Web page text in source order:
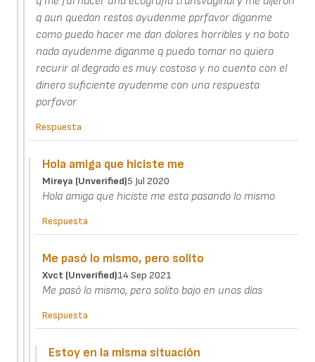
q aun quedan restos ayudenme pprfavor diganme
como puedo hacer me dan dolores horribles y no boto
nada ayudenme diganme q puedo tomar no quiero
recurir al degrado es muy costoso y no cuento con el
dinero suficiente ayudenme con una respuesta
porfavor
Respuesta
Hola amiga que hiciste me
Mireya (unverified)5 Jul 2020
Hola amiga que hiciste me esta pasando lo mismo
Respuesta
Me pasó lo mismo, pero solito
Xvct (unverified)14 Sep 2021
Me pasó lo mismo, pero solito bajo en unos días
Respuesta
Estoy en la misma situación